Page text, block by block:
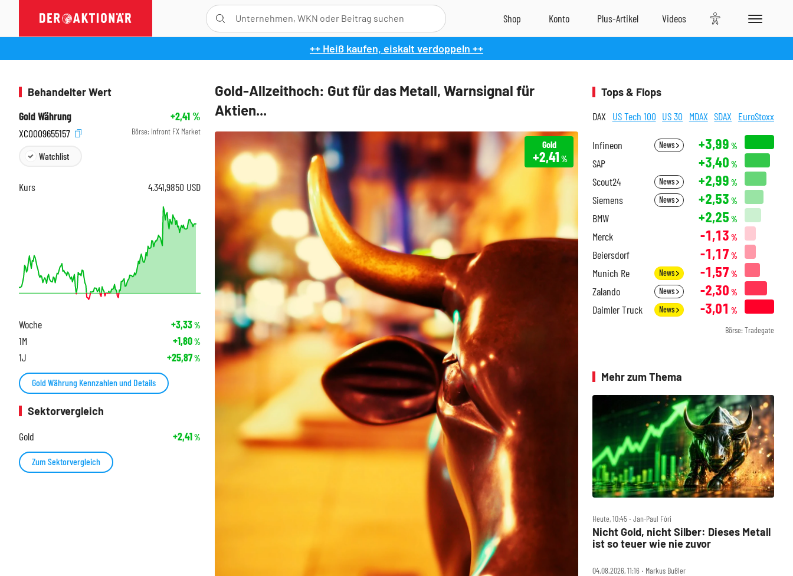
++ Heiß kaufen, eiskalt verdoppeln ++
Gold-Allzeithoch: Gut für das Metall, Warnsignal für
Aktien...
Gold
+2,41 %
Behandelter Wert
Gold Währung
+2,41%
XC0009655157
Börse: Infront FX Market
Watchlist
Kurs 4.341,9850 USD
Woche +3,33%
1M +1,80%
1J +25,87%
Gold Währung Kennzahlen und Details
Sektorvergleich
Gold
+2,41%
Zum Sektorvergleich
Tops & Flops
DAX US Tech 100 US 30 MDAX SDAX EuroStoxx
Infineon News +3,99 %
SAP +3,40 %
Scout24 News +2,99 %
Siemens News +2,53 %
BMW +2,25 %
Merck -1,13 %
Beiersdorf -1,17 %
Munich Re News -1,57 %
Zalando News -2,30 %
Daimler Truck News -3,01 %
Börse: Tradegate
Mehr zum Thema
Heute, 10:45 ‧ Jan-Paul Fóri
Nicht Gold, nicht Silber: Dieses Metall
ist so teuer wie nie zuvor
04.08.2026, 11:16 ‧ Markus Bußler